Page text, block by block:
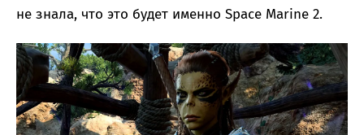
не знала, что это будет именно Space Marine 2.